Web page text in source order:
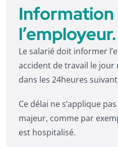
l’employeur.
Le salarié doit informer
accident de travail le
dans les 24heures
Ce délai ne s’applique
majeur, comme par
est hospitalisé.